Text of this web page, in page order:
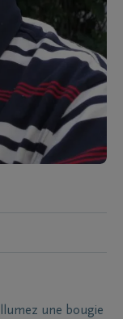
une bougie